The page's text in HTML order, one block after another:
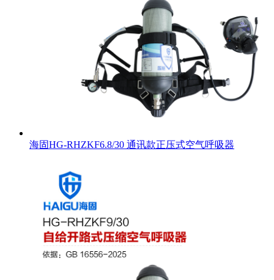
海固HG-RHZKF6.8/30 通讯款正压式空气呼吸器